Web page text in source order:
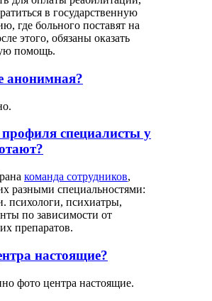
в государственную
где больного поставят на
этого, обязаны оказать
помощь.
анонимная?
специалисты у
команда сотрудников,
разными специальностями:
психологи, психиатры,
по зависимости от
препаратов.
настоящие?
фото центра настоящие.